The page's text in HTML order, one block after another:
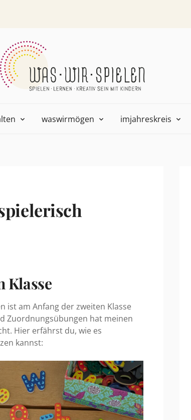
waswirmögen imjahreskreis
Klasse
ist am Anfang der zweiten Klasse
Zuordnungsübungen hat meinen
Hier erfährst du, wie es
kannst: